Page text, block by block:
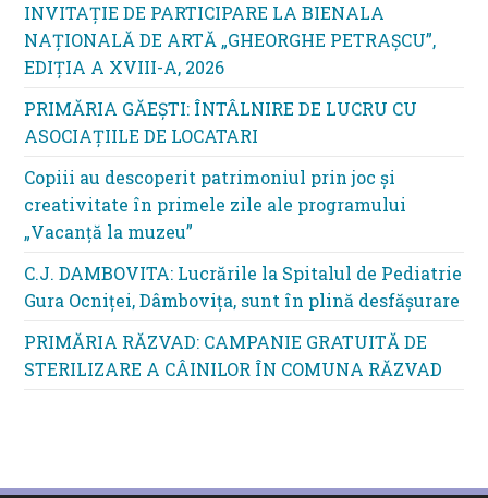
INVITAȚIE DE PARTICIPARE LA BIENALA
NAȚIONALĂ DE ARTĂ „GHEORGHE PETRAȘCU”,
EDIŢIA A XVIII-A, 2026
PRIMĂRIA GĂEȘTI: ÎNTÂLNIRE DE LUCRU CU
ASOCIAȚIILE DE LOCATARI
Copiii au descoperit patrimoniul prin joc și
creativitate în primele zile ale programului
„Vacanță la muzeu”
C.J. DAMBOVITA: Lucrările la Spitalul de Pediatrie
Gura Ocniței, Dâmbovița, sunt în plină desfășurare
PRIMĂRIA RĂZVAD: CAMPANIE GRATUITĂ DE
STERILIZARE A CÂINILOR ÎN COMUNA RĂZVAD